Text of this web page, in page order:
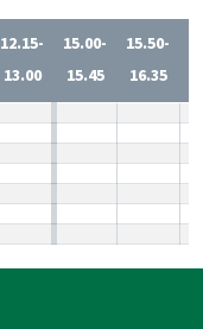
12.15-
13.00
15.00-
15.45
15.50-
16.35